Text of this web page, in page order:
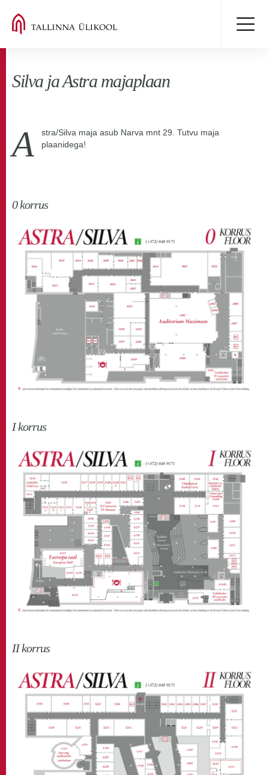
Silva ja Astra majaplaan
A
stra/Silva maja asub Narva mnt 29. Tutvu maja
plaanidega!
0 korrus
I korrus
II korrus